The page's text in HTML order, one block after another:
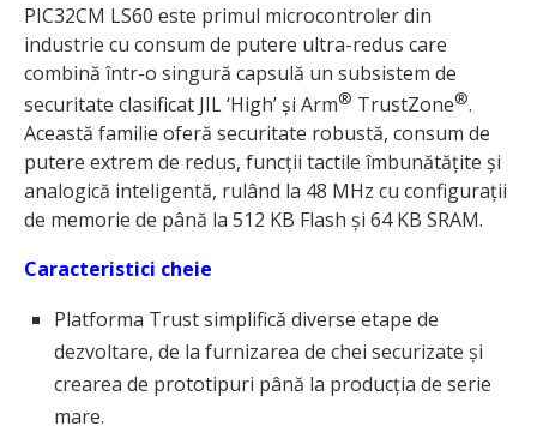
PIC32CM LS60 este primul microcontroler din
industrie cu consum de putere ultra-redus care
combină într-o singură capsulă un subsistem de
securitate clasificat JIL ‘High’ și Arm® TrustZone®.
Această familie oferă securitate robustă, consum de
putere extrem de redus, funcții tactile îmbunătățite și
analogică inteligentă, rulând la 48 MHz cu configurații
de memorie de până la 512 KB Flash și 64 KB SRAM.
Caracteristici cheie
Platforma Trust simplifică diverse etape de
dezvoltare, de la furnizarea de chei securizate și
crearea de prototipuri până la producția de serie
mare.